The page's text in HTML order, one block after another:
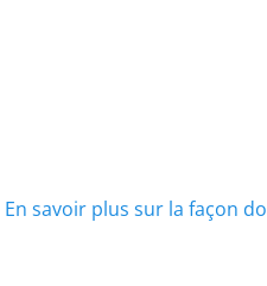
En savoir plus sur la façon